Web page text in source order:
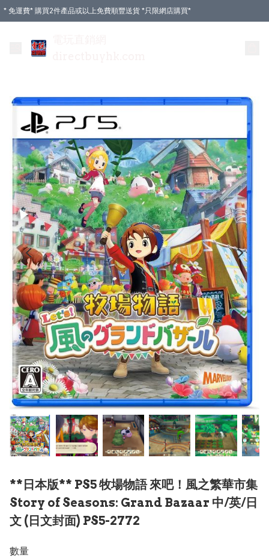
* 免運費* 購買2件產品或以上免費順豐送貨 *只限網店購買*
**日本版** PS5 牧場物語 來吧！風之繁華市集
Story of Seasons: Grand Bazaar 中/英/日
文 (日文封面) PS5-2772
數量